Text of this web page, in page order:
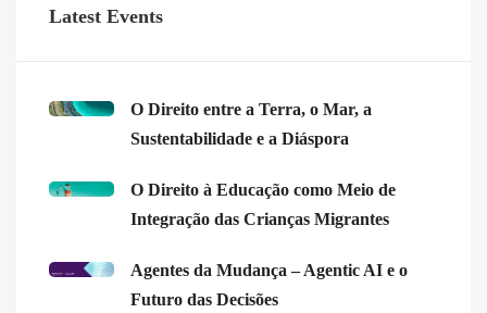
Latest Events
O Direito entre a Terra, o Mar, a
Sustentabilidade e a Diáspora
O Direito à Educação como Meio de
Integração das Crianças Migrantes
Agentes da Mudança – Agentic AI e o
Futuro das Decisões